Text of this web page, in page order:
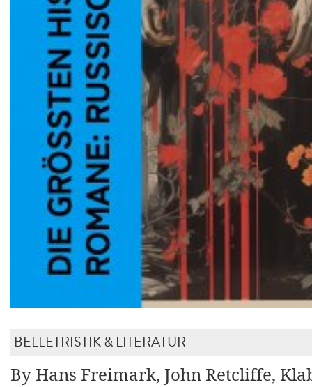
BELLETRISTIK & LITERATUR
By Hans Freimark, John Retcliffe,